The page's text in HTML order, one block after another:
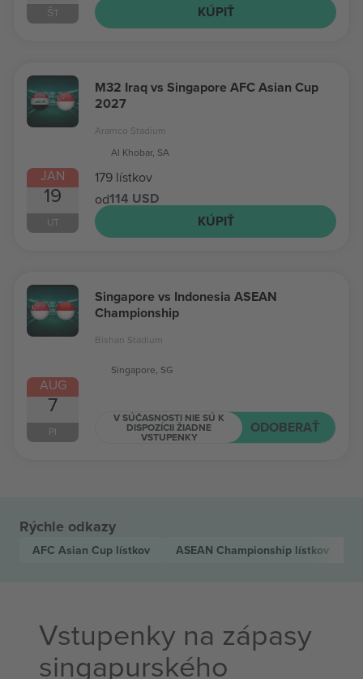
ŠT
KÚPIŤ
JAN
19
UT
M32 Iraq vs Singapore AFC Asian Cup
2027
Aramco Stadium
Al Khobar, SA
179 lístkov
od114 USD
KÚPIŤ
AUG
7
PI
Singapore vs Indonesia ASEAN
Championship
Bishan Stadium
Singapore, SG
V SÚČASNOSTI NIE SÚ K
DISPOZÍCII ŽIADNE
VSTUPENKY
ODOBERAŤ
Rýchle odkazy
AFC Asian Cup lístkov ASEAN Championship lístkov
Vstupenky na zápasy
singapurského